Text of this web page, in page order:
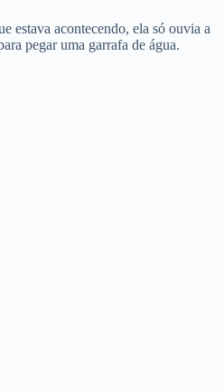
estava acontecendo, ela só ouvia a
pegar uma garrafa de água.